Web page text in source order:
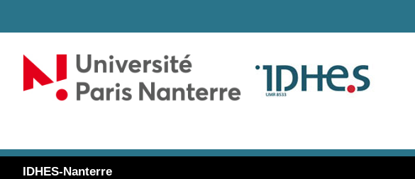
IDHES-Nanterre